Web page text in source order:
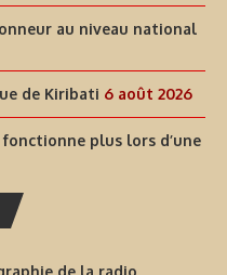
au niveau national
de Kiribati 6 août 2026
plus lors d’une